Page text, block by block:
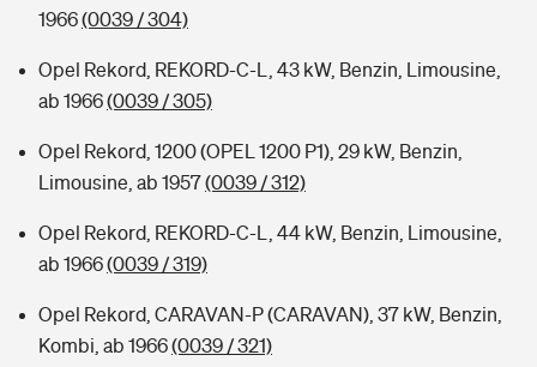
1966(0039 / 304)
Opel Rekord, REKORD-C-L, 43 kW, Benzin, Limousine,
ab 1966(0039 / 305)
Opel Rekord, 1200 (OPEL 1200 P1), 29 kW, Benzin,
Limousine, ab 1957(0039 / 312)
Opel Rekord, REKORD-C-L, 44 kW, Benzin, Limousine,
ab 1966(0039 / 319)
Opel Rekord, CARAVAN-P (CARAVAN), 37 kW, Benzin,
Kombi, ab 1966(0039 / 321)